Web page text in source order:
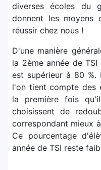
diverses écoles du
donnent les moyens
réussir chez nous !
D'une manière
la 2ème année de
est supérieur à 80 %.
l'on tient compte des
la première fois
choisissent de
correspondant mieux
Ce pourcentage
année de TSI reste